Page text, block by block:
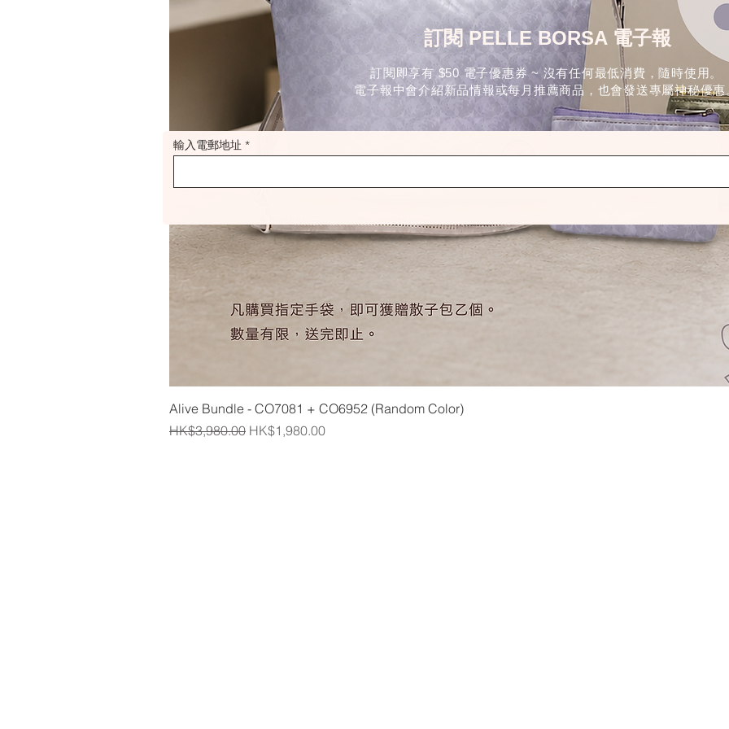
Alive Bundle - CO7081 + CO6952 (Random Color)
一般價格
HK$3,980.00 促銷價格
HK$1,980.00
訂閱 PELLE BORSA 電子報
訂閱即享有 $50 電子優惠券 ~ 沒有任何最低消費，隨時使用。
電子報中會介紹新品情報或每月推薦商品，也會發送專屬神秘優惠
輸入電郵地址